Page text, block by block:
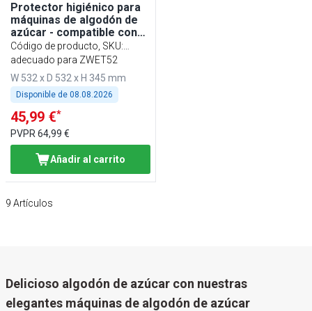
Protector higiénico para
máquinas de algodón de
azúcar - compatible con
ZWJ950, ZWJ950E,
ZWJ950S
Código de producto, SKU:
SPSZWJ
adecuado para ZWET52
W 532 x D 532 x H 345 mm
Disponible de 08.08.2026
45,99 €*
PVPR 64,99 €
Añadir al carrito
9 Artículos
Delicioso algodón de azúcar con nuestras
elegantes máquinas de algodón de azúcar